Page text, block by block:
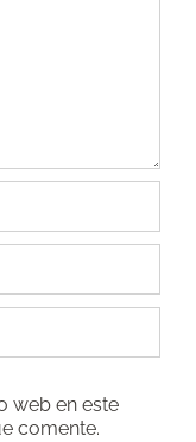
web en este
comente.